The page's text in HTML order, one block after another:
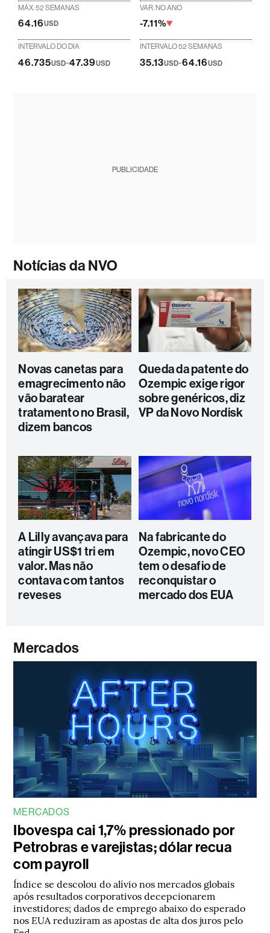
MÁX. 52 SEMANAS
64.16USD
VAR. NO ANO
-7.11%
INTERVALO DO DIA
46.735USD-47.39USD
INTERVALO 52 SEMANAS
35.13USD-64.16USD
PUBLICIDADE
Notícias da NVO
Novas canetas para
emagrecimento não
vão baratear
tratamento no Brasil,
dizem bancos
Queda da patente do
Ozempic exige rigor
sobre genéricos, diz
VP da Novo Nordisk
A Lilly avançava para
atingir US$1 tri em
valor. Mas não
contava com tantos
reveses
Na fabricante do
Ozempic, novo CEO
tem o desafio de
reconquistar o
mercado dos EUA
Mercados
MERCADOS
Ibovespa cai 1,7% pressionado por
Petrobras e varejistas; dólar recua
com payroll
Índice se descolou do alívio nos mercados globais
após resultados corporativos decepcionarem
investidores; dados de emprego abaixo do esperado
nos EUA reduziram as apostas de alta dos juros pelo